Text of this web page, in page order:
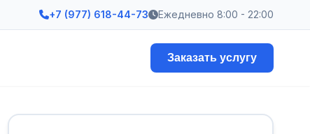
+7 (977) 618-44-73 Ежедневно 8:00 - 22:00
Заказать услугу